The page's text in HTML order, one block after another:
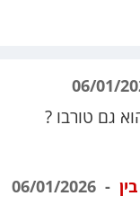
גם טורבו ?